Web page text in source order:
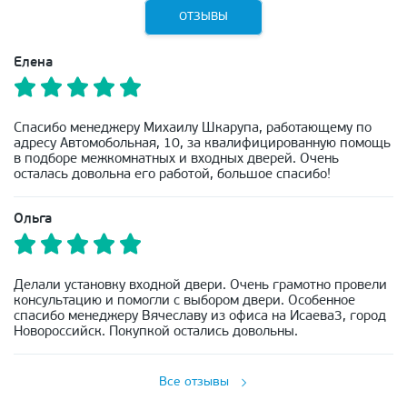
ОТЗЫВЫ
Елена
Спасибо менеджеру Михаилу Шкарупа, работающему по
адресу Автомобольная, 10, за квалифицированную помощь
в подборе межкомнатных и входных дверей. Очень
осталась довольна его работой, большое спасибо!
Ольга
Делали установку входной двери. Очень грамотно провели
консультацию и помогли с выбором двери. Особенное
спасибо менеджеру Вячеславу из офиса на Исаева3, город
Новороссийск. Покупкой остались довольны.
Все отзывы